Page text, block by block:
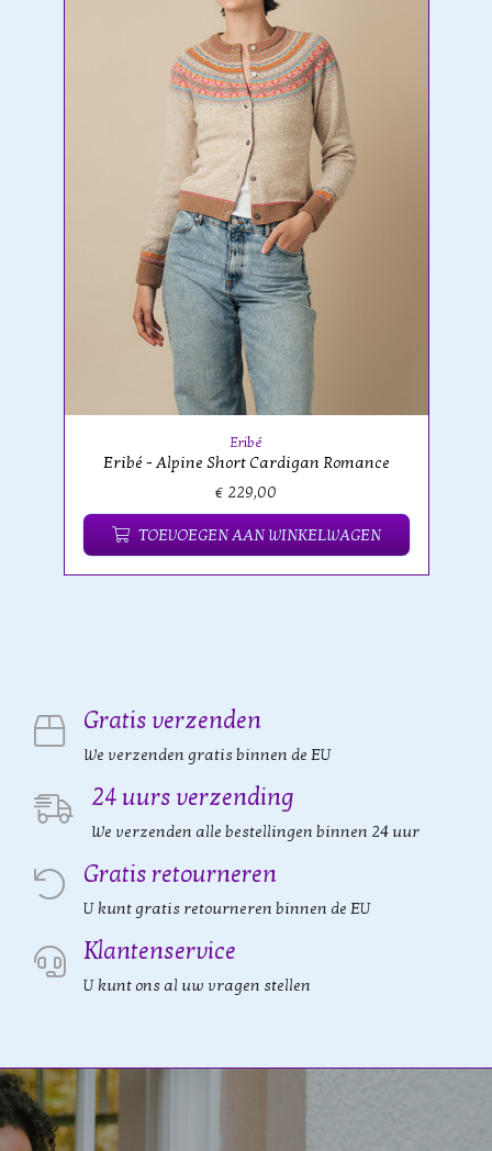
Eribé
Eribé - Alpine Short Cardigan Romance
€ 229,00
TOEVOEGEN AAN WINKELWAGEN
Gratis verzenden
We verzenden gratis binnen de EU
24 uurs verzending
We verzenden alle bestellingen binnen 24 uur
Gratis retourneren
U kunt gratis retourneren binnen de EU
Klantenservice
U kunt ons al uw vragen stellen